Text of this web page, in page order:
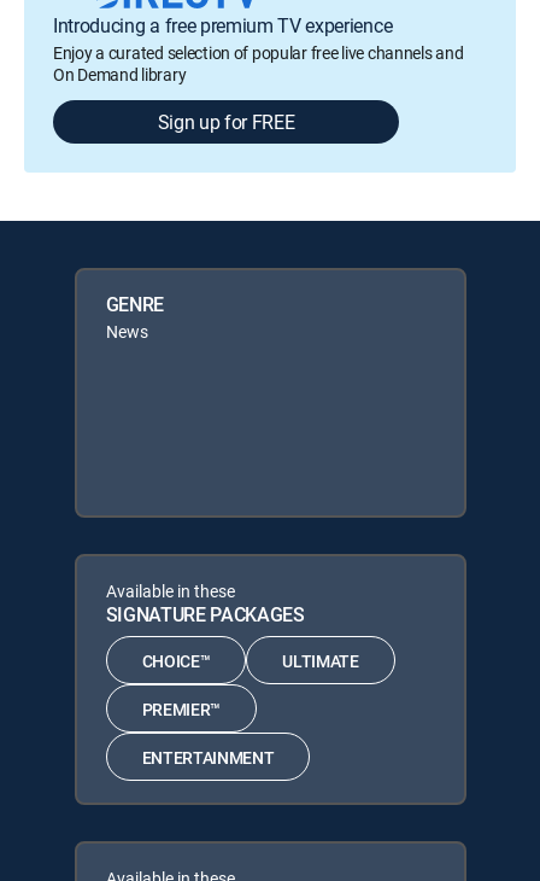
Introducing a free premium TV experience
Enjoy a curated selection of popular free live channels and
On Demand library
Sign up for FREE
GENRE
News
Available in these
SIGNATURE PACKAGES
CHOICE™ ULTIMATE
PREMIER™
ENTERTAINMENT